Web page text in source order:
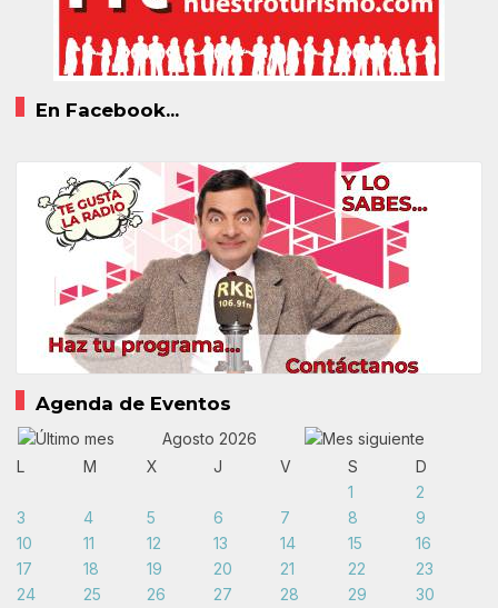
En Facebook...
Agenda de Eventos
Agosto 2026
L
M X J V S
D
1
2
3
4 5 6 7 8
9
10
11 12 13 14 15
16
17
18 19 20 21 22
23
24
25 26 27 28 29
30